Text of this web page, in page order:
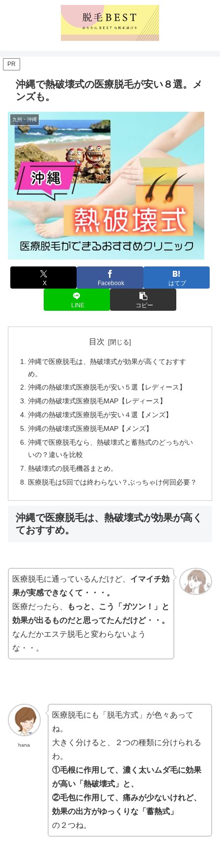
PR
沖縄で熱破壊式の医療脱毛が安い８選。メ
ンズも。
九州・沖縄
X Facebook はてブ
LINE コピー
目次
沖縄で医療脱毛は、熱破壊式が効果が高くておすす
め。
沖縄の熱破壊式医療脱毛が安い５選【レディース】
沖縄の熱破壊式医療脱毛MAP【レディース】
沖縄の熱破壊式医療脱毛が安い４選【メンズ】
沖縄の熱破壊式医療脱毛MAP【メンズ】
沖縄で医療脱毛なら、熱破壊式と蓄熱式のどっちがい
いの？違いを比較
熱破壊式の脱毛機器まとめ。
医療脱毛は5回では終わらない？ぶっちゃけ何回必要？
沖縄で医療脱毛は、熱破壊式が効果が高く
ておすすめ。
医療脱毛に通っているんだけど、 イマイチ効
果が実感できなくて・・・。
医療だったら、
もっと、こう「ガツン！」と
効果が出るものだと思ってたんだけど・・。
なんだかエステ脱毛と変わらないよう
な・・。
hana
医療脱毛にも「脱毛方式」が色々あって
ね。
大きく分けると、２つの種類に分けられる
わ。
①毛根に作用して、濃く太いムダ毛に効果
が高い「熱破壊式」と、
②毛包に作用して、痛みが少ないけれど、
効果の出方がゆっくりな「蓄熱式」
の２つね。